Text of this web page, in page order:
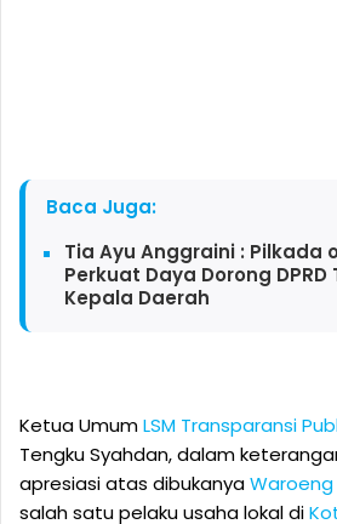
Baca Juga:
Tia Ayu Anggraini : Pilkada
Perkuat Daya Dorong
Kepala Daerah
Ketua UmumLSM Transparansi
Tengku Syahdan, dalam
apresiasi atas dibukanyaWaroeng
salah satu pelaku usaha lokal di